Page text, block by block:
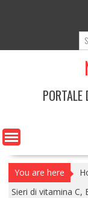
PORTALE
You are here
Sieri di vitamina C,